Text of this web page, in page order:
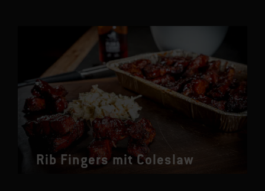
Rib Fingers mit Coleslaw